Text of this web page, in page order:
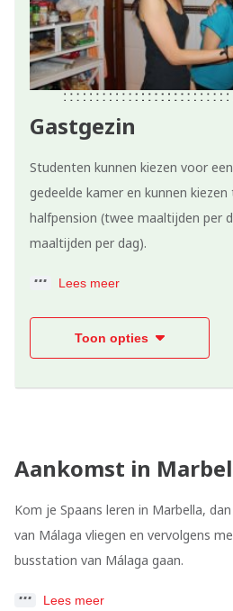
Gastgezin
Studenten kunnen kiezen voor
gedeelde kamer en kunnen
halfpension (twee maaltijden per
maaltijden per dag).
Lees meer
Toon opties
Aankomst in
Kom je Spaans leren in Marbella,
van Málaga vliegen en vervolgens
busstation van Málaga gaan.
Lees meer